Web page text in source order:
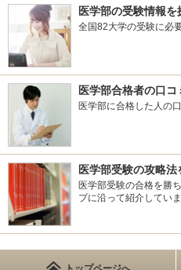
医学部の受験情報を
全国82大学の受験に必
医学部合格者の口コ
医学部に合格した人の
医学部受験の攻略法
医学部受験の合格を勝
プに沿って紹介していま